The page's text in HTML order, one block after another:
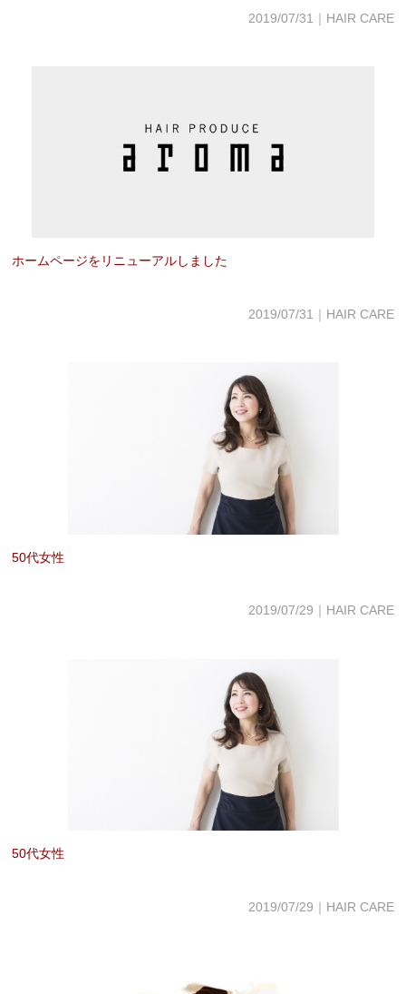
ONLINE SHOP
2019/07/31｜HAIR CARE
ホームページをリニューアルしました
2019/07/31｜HAIR CARE
50代女性
2019/07/29｜HAIR CARE
50代女性
2019/07/29｜HAIR CARE